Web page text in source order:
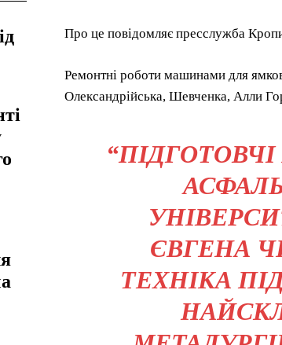
Про це повідомляє пресслужба
Ремонтні роботи машинами для
Олександрійська, Шевченка, Алли
ЄВГЕНА
ТЕХНІКА